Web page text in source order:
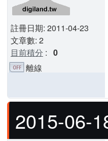
註冊日期: 2011-04-23
文章數: 2
目前積分 : 0
離線
2015-06-